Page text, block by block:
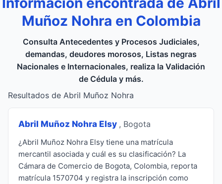
Muñoz Nohra en Colombia
Consulta Antecedentes y Procesos Judiciales,
demandas, deudores morosos, Listas negras
Nacionales e Internacionales, realiza la Validación
de Cédula y más.
Resultados de Abril Muñoz Nohra
Abril Muñoz Nohra Elsy , Bogota
¿Abril Muñoz Nohra Elsy tiene una matrícula
mercantil asociada y cuál es su clasificación? La
Cámara de Comercio de Bogota, Colombia, reporta
matrícula 1570704 y registra la inscripción como